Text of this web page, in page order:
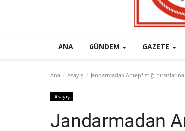
ANA GÜNDEM GAZETE
Ana Asayiş Jandarmadan Antepfıstığı
Asayiş
Jandarmadan